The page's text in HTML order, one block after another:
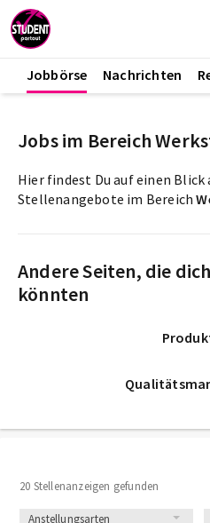
Jobbörse Nachrichten
20 Stellenanzeigen gefunden
Anstellungsarten
Jobs im Bereich
Hier findest Du auf einen
Stellenangebote im Bereich
Andere Seiten, die
könnten